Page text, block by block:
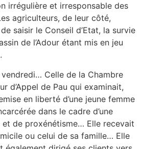
irrégulière et irresponsable des
agriculteurs, de leur côté,
saisir le Conseil d’Etat, la survie
de l’Adour étant mis en jeu
Celle de la Chambre
d’Appel de Pau qui examinait,
en liberté d’une jeune femme
dans le cadre d’une
de proxénétisme… Elle recevait
ou celui de sa famille… Elle